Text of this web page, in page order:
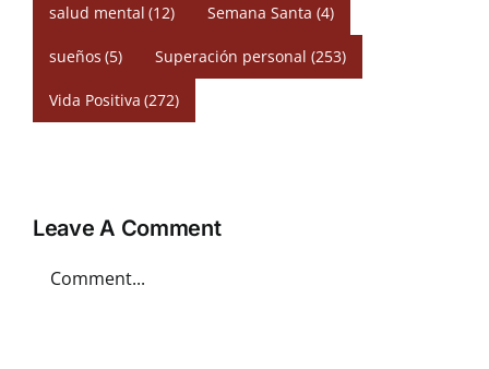
salud mental (12) Semana Santa (4)
sueños (5) Superación personal (253)
Vida Positiva (272)
Leave A Comment